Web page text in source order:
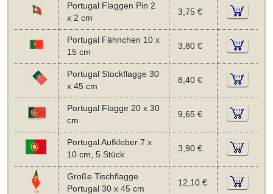
Portugal Flaggen Pin 2
x 2 cm
3,75 €
Portugal Fähnchen 10 x
15 cm
3,80 €
Portugal Stockflagge 30
x 45 cm
8,40 €
Portugal Flagge 20 x 30
cm
9,65 €
Portugal Aufkleber 7 x
10 cm, 5 Stück
3,90 €
Große Tischflagge
Portugal 30 x 45 cm
12,10 €